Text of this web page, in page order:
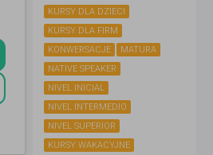
KURSY DLA DZIECI
KURSY DLA FIRM
KONWERSACJE
MATURA
NATIVE SPEAKER
NIVEL INICIAL
NIVEL INTERMEDIO
NIVEL SUPERIOR
KURSY WAKACYJNE